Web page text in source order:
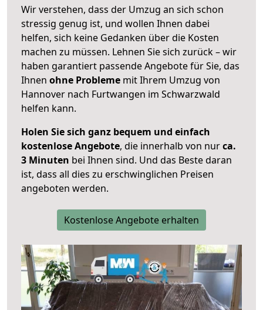
Wir verstehen, dass der Umzug an sich schon
stressig genug ist, und wollen Ihnen dabei
helfen, sich keine Gedanken über die Kosten
machen zu müssen. Lehnen Sie sich zurück – wir
haben garantiert passende Angebote für Sie, das
Ihnen ohne Probleme mit Ihrem Umzug von
Hannover nach Furtwangen im Schwarzwald
helfen kann.
Holen Sie sich ganz bequem und einfach
kostenlose Angebote, die innerhalb von nurca.
3 Minuten bei Ihnen sind. Und das Beste daran
ist, dass all dies zu erschwinglichen Preisen
angeboten werden.
Kostenlose Angebote erhalten